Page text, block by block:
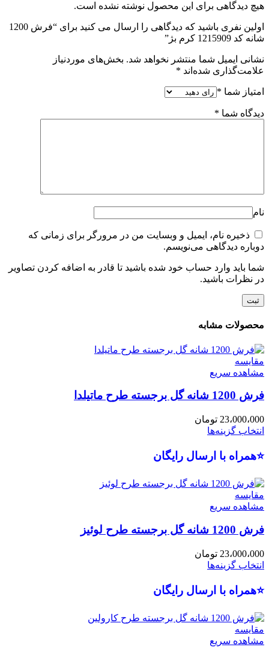
هیچ دیدگاهی برای این محصول نوشته نشده است.
اولین نفری باشید که دیدگاهی را ارسال می کنید برای “فرش 1200
شانه کد 1215909 کرم بژ”
نشانی ایمیل شما منتشر نخواهد شد. بخش‌های موردنیاز
علامت‌گذاری شده‌اند *
امتیاز شما *
دیدگاه شما *
نام
ذخیره نام، ایمیل و وبسایت من در مرورگر برای زمانی که
دوباره دیدگاهی می‌نویسم.
شما باید وارد حساب خود شده باشید تا قادر به اضافه کردن تصاویر
در نظرات باشید.
محصولات مشابه
مقایسه
مشاهده سریع
فرش 1200 شانه گل برجسته طرح ماتیلدا
23،000،000 تومان
انتخاب گزینه‌ها
⭐همراه با ارسال رایگان
مقایسه
مشاهده سریع
فرش 1200 شانه گل برجسته طرح لوئیز
23،000،000 تومان
انتخاب گزینه‌ها
⭐همراه با ارسال رایگان
مقایسه
مشاهده سریع